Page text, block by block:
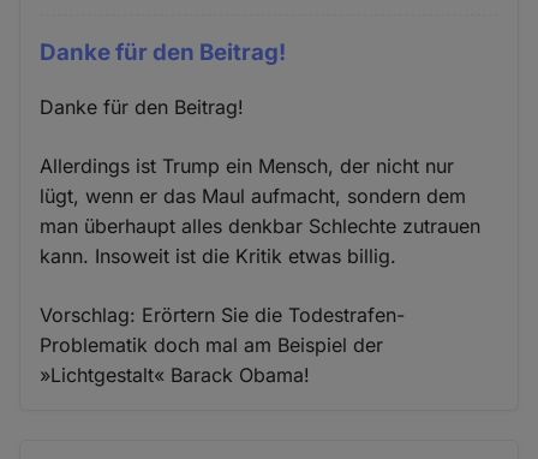
Danke für den Beitrag!
Danke für den Beitrag!
Allerdings ist Trump ein Mensch, der nicht nur
lügt, wenn er das Maul aufmacht, sondern dem
man überhaupt alles denkbar Schlechte zutrauen
kann. Insoweit ist die Kritik etwas billig.
Vorschlag: Erörtern Sie die Todestrafen-
Problematik doch mal am Beispiel der
»Lichtgestalt« Barack Obama!